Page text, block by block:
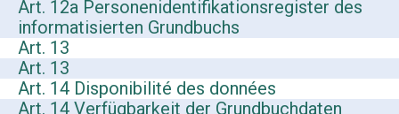
Art. 12a Personenidentifikationsregister des
informatisierten Grundbuchs
Art. 13
Art. 13
Art. 14 Disponibilité des données
Art. 14 Verfügbarkeit der Grundbuchdaten